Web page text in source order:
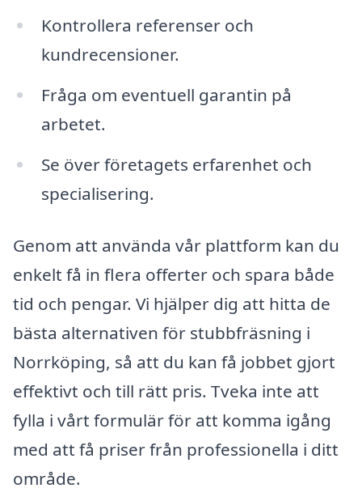
Kontrollera referenser och
kundrecensioner.
Fråga om eventuell garantin på
arbetet.
Se över företagets erfarenhet och
specialisering.
Genom att använda vår plattform kan du
enkelt få in flera offerter och spara både
tid och pengar. Vi hjälper dig att hitta de
bästa alternativen för stubbfräsning i
Norrköping, så att du kan få jobbet gjort
effektivt och till rätt pris. Tveka inte att
fylla i vårt formulär för att komma igång
med att få priser från professionella i ditt
område.